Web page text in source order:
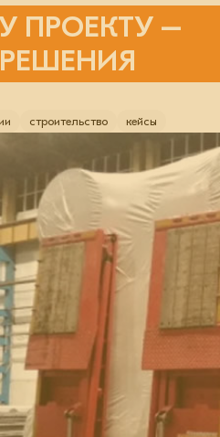
ПРОЕКТУ –
строительство кейсы